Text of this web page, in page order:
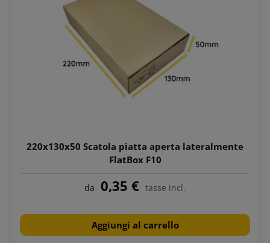
220x130x50 Scatola piatta aperta lateralmente
FlatBox F10
da 0,35 € tasse incl.
Aggiungi al carrello